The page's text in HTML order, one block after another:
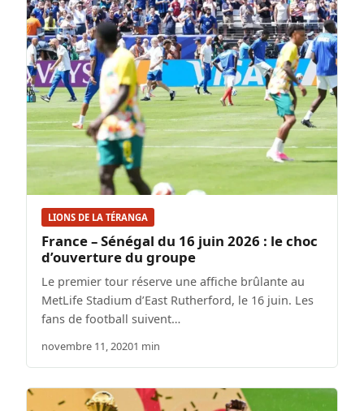
LIONS DE LA TÉRANGA
France – Sénégal du 16 juin 2026 : le choc
d’ouverture du groupe
Le premier tour réserve une affiche brûlante au
MetLife Stadium d’East Rutherford, le 16 juin. Les
fans de football suivent…
novembre 11, 20201 min